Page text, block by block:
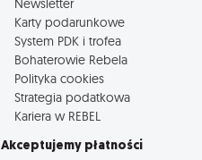
Karty podarunkowe
System PDK i trofea
Bohaterowie Rebela
Polityka cookies
Strategia podatkowa
Kariera w REBEL
Akceptujemy płatności